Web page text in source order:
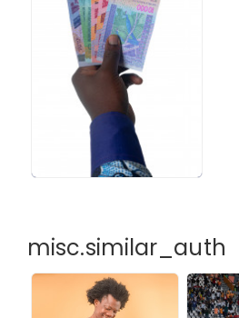
misc.similar_auth